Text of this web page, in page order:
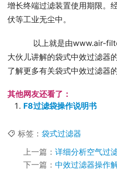
增长终端过滤装置使用期限。
伏等工业无尘中。
大伙儿讲解的袋式中效过滤器
了解更多有关袋式中效过滤器的
其他网友还看了：
F8过滤袋操作说明书
标签： 袋式过滤器
上一篇： 详细分析空气过
下一篇： 中效过滤器操作